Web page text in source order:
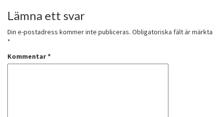
Lämna ett svar
Din e-postadress kommer inte publiceras. Obligatoriska fält är märkta
*
Kommentar*